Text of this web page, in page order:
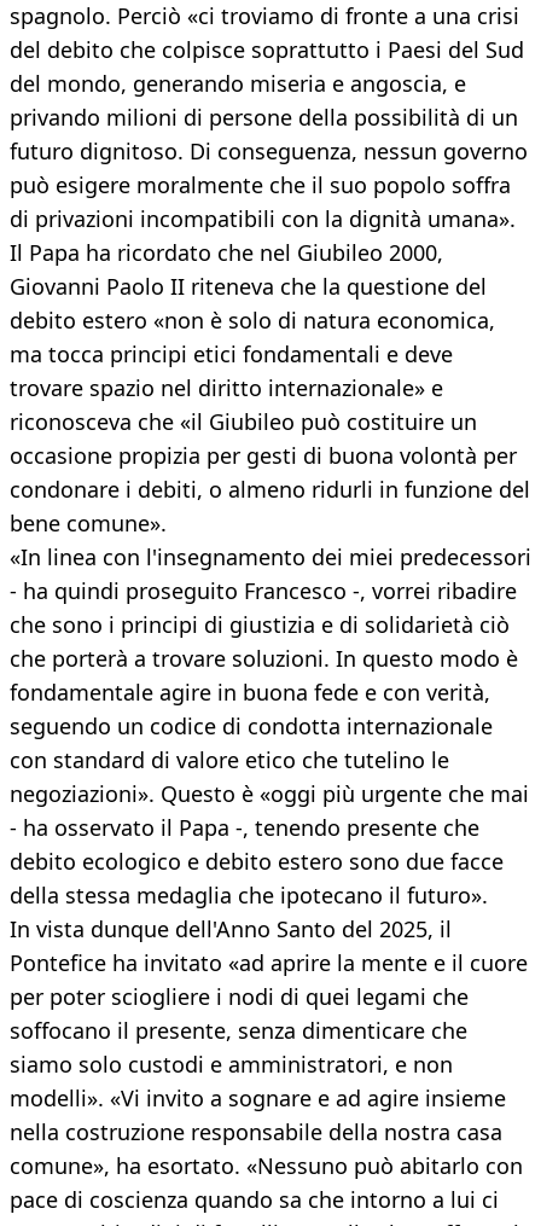
spagnolo. Perciò «ci troviamo di fronte a una crisi
del debito che colpisce soprattutto i Paesi del Sud
del mondo, generando miseria e angoscia, e
privando milioni di persone della possibilità di un
futuro dignitoso. Di conseguenza, nessun governo
può esigere moralmente che il suo popolo soffra
di privazioni incompatibili con la dignità umana».
Il Papa ha ricordato che nel Giubileo 2000,
Giovanni Paolo II riteneva che la questione del
debito estero «non è solo di natura economica,
ma tocca principi etici fondamentali e deve
trovare spazio nel diritto internazionale» e
riconosceva che «il Giubileo può costituire un
occasione propizia per gesti di buona volontà per
condonare i debiti, o almeno ridurli in funzione del
bene comune».
«In linea con l'insegnamento dei miei predecessori
- ha quindi proseguito Francesco -, vorrei ribadire
che sono i principi di giustizia e di solidarietà ciò
che porterà a trovare soluzioni. In questo modo è
fondamentale agire in buona fede e con verità,
seguendo un codice di condotta internazionale
con standard di valore etico che tutelino le
negoziazioni». Questo è «oggi più urgente che mai
- ha osservato il Papa -, tenendo presente che
debito ecologico e debito estero sono due facce
della stessa medaglia che ipotecano il futuro».
In vista dunque dell'Anno Santo del 2025, il
Pontefice ha invitato «ad aprire la mente e il cuore
per poter sciogliere i nodi di quei legami che
soffocano il presente, senza dimenticare che
siamo solo custodi e amministratori, e non
modelli». «Vi invito a sognare e ad agire insieme
nella costruzione responsabile della nostra casa
comune», ha esortato. «Nessuno può abitarlo con
pace di coscienza quando sa che intorno a lui ci